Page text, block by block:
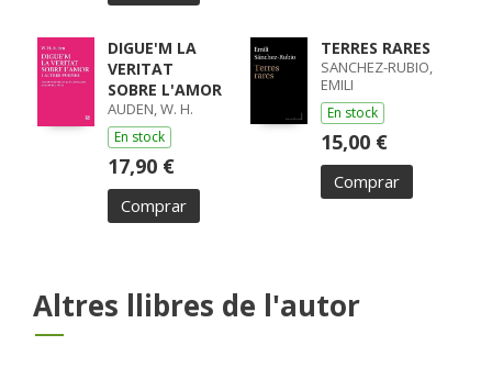
DIGUE'M LA
VERITAT
SOBRE L'AMOR
AUDEN, W. H.
En stock
17,90 €
Comprar
TERRES RARES
SANCHEZ-RUBIO,
EMILI
En stock
15,00 €
Comprar
Altres llibres de l'autor